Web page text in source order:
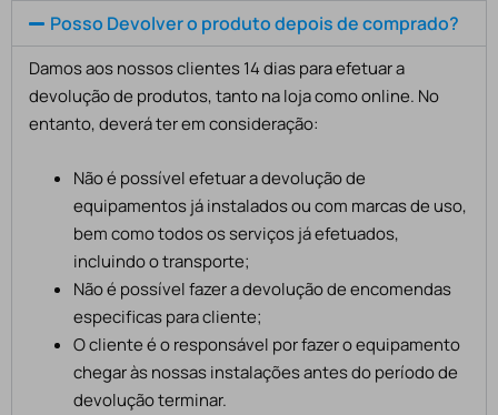
Posso Devolver o produto depois de comprado?
Damos aos nossos clientes 14 dias para efetuar a
devolução de produtos, tanto na loja como online. No
entanto, deverá ter em consideração:
Não é possível efetuar a devolução de
equipamentos já instalados ou com marcas de uso,
bem como todos os serviços já efetuados,
incluindo o transporte;
Não é possível fazer a devolução de encomendas
especificas para cliente;
O cliente é o responsável por fazer o equipamento
chegar às nossas instalações antes do período de
devolução terminar.